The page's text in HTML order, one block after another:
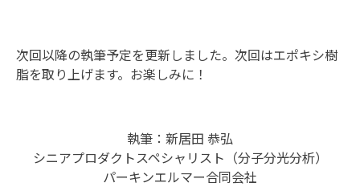
次回以降の執筆予定を更新しました。次回はエポキシ樹
脂を取り上げます。お楽しみに！
執筆：新居田 恭弘
シニアプロダクトスペシャリスト（分子分光分析）
パーキンエルマー合同会社